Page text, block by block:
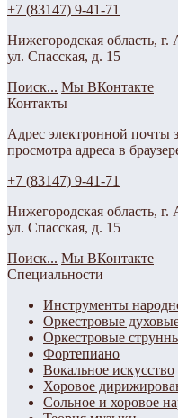
+7 (83147) 9-41-71
Нижегородская область, г.
ул. Спасская, д. 15
Поиск... Мы ВКонтакте
Контакты
Адрес электронной почты
просмотра адреса в
+7 (83147) 9-41-71
Нижегородская область, г.
ул. Спасская, д. 15
Поиск... Мы ВКонтакте
Специальности
Инструменты
Оркестровые
Оркестровые
Фортепиано
Вокальное искусство
Хоровое
Сольное и хоровое